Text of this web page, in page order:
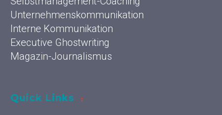
Unternehmenskommunikation
Interne Kommunikation
Executive Ghostwriting
Magazin-Journalismus
Quick Links